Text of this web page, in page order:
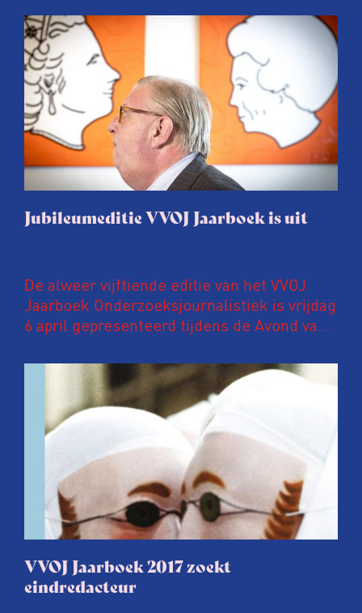
Jubileumeditie VVOJ Jaarboek is uit
De alweer vijftiende editie van het VVOJ
Jaarboek Onderzoeksjournalistiek is vrijdag
6 april gepresenteerd tijdens de Avond van
Zwijger in Amsterdam. In deze
jubileumuitgave een speciaal katern met
kleurenfoto’s waarop ANP-fotografen een
jaar onderzoeksjournalistiek in beeld
brengen.
VVOJ Jaarboek 2017 zoekt
eindredacteur